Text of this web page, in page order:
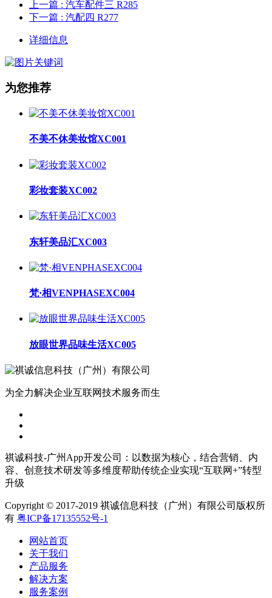
上一篇 : 汽车配件三 R285
下一篇 : 汽配四 R277
详细信息
为您推荐
不美不休美妆馆XC001
彩妆套装XC002
东轩美品汇XC003
梵·相VENPHASEXC004
放眼世界品味生活XC005
为全力解决企业互联网技术服务而生
祺诚科技-广州App开发公司：以数据为核心，结合营销、内
容、创意技术研发等多维度帮助传统企业实现“互联网+”转型
升级
Copyright © 2017-2019 祺诚信息科技（广州）有限公司版权所
有 粤ICP备17135552号-1
网站首页
关于我们
产品服务
解决方案
服务案例